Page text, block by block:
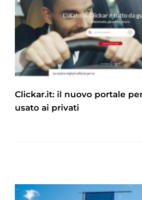
Clickar.it: il nuovo portale
usato ai privati